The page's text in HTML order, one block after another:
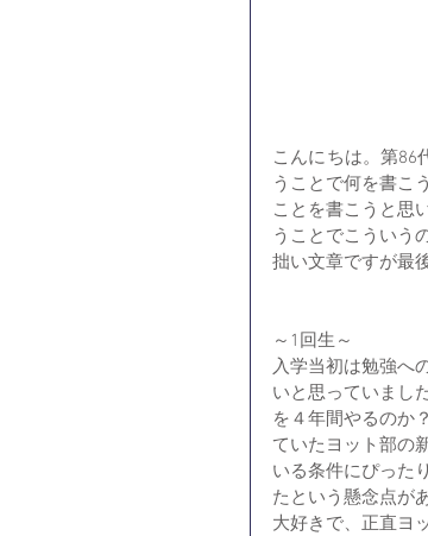
こんにちは。第86
うことで何を書こ
ことを書こうと思
うことでこういう
拙い文章ですが最
～1回生～
入学当初は勉強へ
いと思っていまし
を４年間やるのか
ていたヨット部の
いる条件にぴった
たという懸念点が
大好きで、正直ヨ